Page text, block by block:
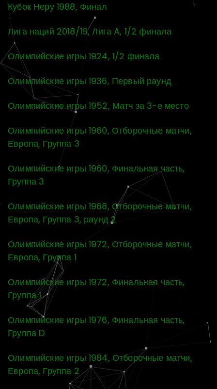
Кубок Неру 1988, Финал
Лига наций 2018/19, Лига A, 1/2 финала
Олимпийские игры 1924, 1/2 финала
Олимпийские игры 1936, Первый раунд
Олимпийские игры 1952, Матч за 3-е место
Олимпийские игры 1960, Отборочные матчи,
Европа, Группа 3
Олимпийские игры 1960, Финальная часть,
Группа 3
Олимпийские игры 1968, Отборочные матчи,
Европа, Группа 3, раунд 2
Олимпийские игры 1972, Отборочные матчи,
Европа, Группа 1
Олимпийские игры 1972, Финальная часть,
Группа 1
Олимпийские игры 1976, Финальная часть,
Группа D
Олимпийские игры 1984, Отборочные матчи,
Европа, Группа 2